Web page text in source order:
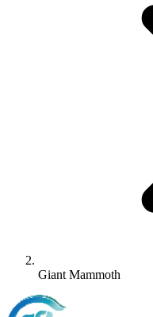
Giant Mammoth